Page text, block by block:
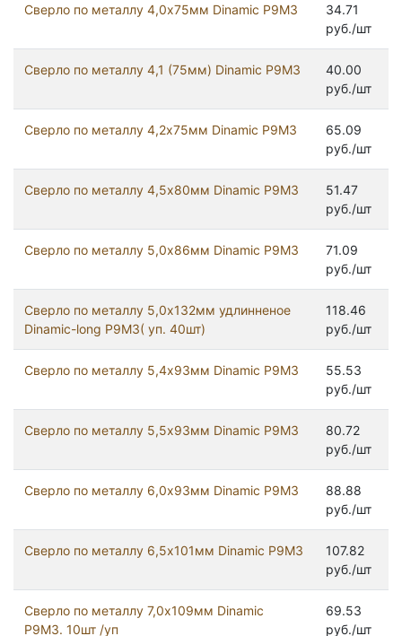
Сверло по металлу 4,0х75мм Dinamic Р9М3
34.71
руб./шт
Сверло по металлу 4,1 (75мм) Dinamic Р9М3
40.00
руб./шт
Сверло по металлу 4,2х75мм Dinamic Р9М3
65.09
руб./шт
Сверло по металлу 4,5х80мм Dinamic Р9М3
51.47
руб./шт
Сверло по металлу 5,0х86мм Dinamic Р9М3
71.09
руб./шт
Сверло по металлу 5,0х132мм удлинненое
Dinamic-long Р9М3( уп. 40шт)
118.46
руб./шт
Сверло по металлу 5,4х93мм Dinamic Р9М3
55.53
руб./шт
Сверло по металлу 5,5х93мм Dinamic Р9М3
80.72
руб./шт
Сверло по металлу 6,0х93мм Dinamic Р9М3
88.88
руб./шт
Сверло по металлу 6,5х101мм Dinamic Р9М3
107.82
руб./шт
Сверло по металлу 7,0х109мм Dinamic
Р9М3. 10шт /уп
69.53
руб./шт